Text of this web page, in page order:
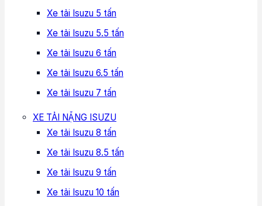
Xe tải Isuzu 5 tấn
Xe tải Isuzu 5.5 tấn
Xe tải Isuzu 6 tấn
Xe tải Isuzu 6.5 tấn
Xe tải Isuzu 7 tấn
XE TẢI NẶNG ISUZU
Xe tải Isuzu 8 tấn
Xe tải Isuzu 8.5 tấn
Xe tải Isuzu 9 tấn
Xe tải Isuzu 10 tấn